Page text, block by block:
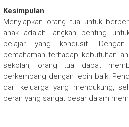
Kesimpulan
Menyiapkan orang tua untuk
anak adalah langkah penting
belajar yang kondusif.
pemahaman terhadap kebutuhan
sekolah, orang tua dapat
berkembang dengan lebih baik.
dari keluarga yang mendukung,
peran yang sangat besar dalam